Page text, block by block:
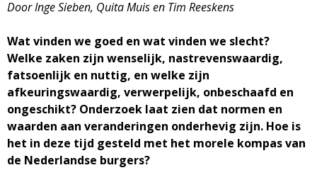
M
a
g
a
z
Door Inge Sieben, Quita Muis en Tim Reeskens
Wat vinden we goed en wat vinden we slecht?
Welke zaken zijn wenselijk, nastrevenswaardig,
fatsoenlijk en nuttig, en welke zijn
afkeuringswaardig, verwerpelijk, onbeschaafd en
ongeschikt? Onderzoek laat zien dat normen en
waarden aan veranderingen onderhevig zijn. Hoe is
het in deze tijd gesteld met het morele kompas van
de Nederlandse burgers?